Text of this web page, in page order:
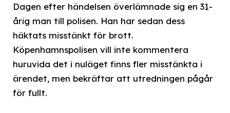
Dagen efter händelsen överlämnade sig en 31-
årig man till polisen. Han har sedan dess
häktats misstänkt för brott.
Köpenhamnspolisen vill inte kommentera
huruvida det i nuläget finns fler misstänkta i
ärendet, men bekräftar att utredningen pågår
för fullt.